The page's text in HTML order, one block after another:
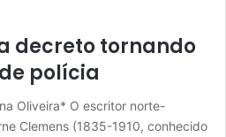
decreto tornando
polícia
Oliveira* O escritor norte-
Clemens (1835-1910, conhecido